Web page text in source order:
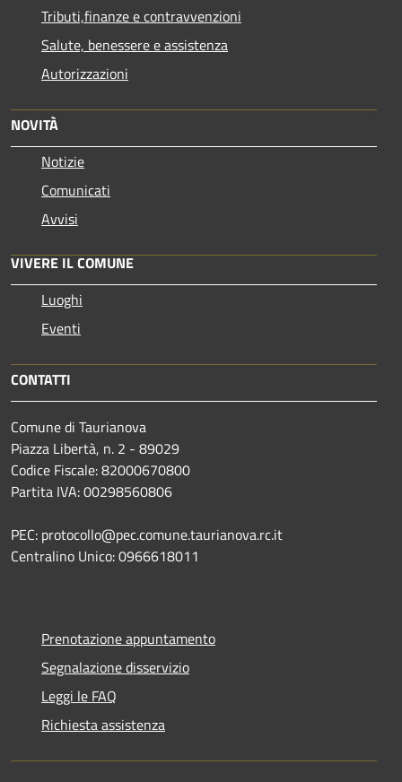
Tributi,finanze e contravvenzioni
Salute, benessere e assistenza
Autorizzazioni
NOVITÀ
Notizie
Comunicati
Avvisi
VIVERE IL COMUNE
Luoghi
Eventi
CONTATTI
Comune di Taurianova
Piazza Libertà, n. 2 - 89029
Codice Fiscale: 82000670800
Partita IVA: 00298560806
PEC: protocollo@pec.comune.taurianova.rc.it
Centralino Unico: 0966618011
Prenotazione appuntamento
Segnalazione disservizio
Leggi le FAQ
Richiesta assistenza